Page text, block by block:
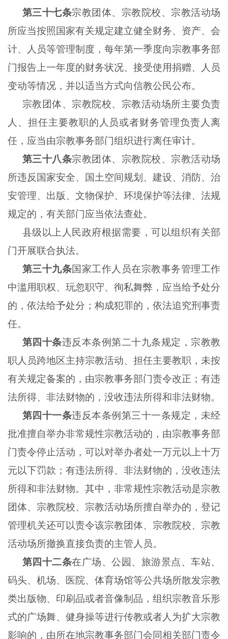
第三十七条宗教团体、宗教院校、宗教活动场
所应当按照国家有关规定建立健全财务、资产、会
计、人员等管理制度，每年第一季度向宗教事务部
门报告上一年度的财务状况、接受使用捐赠、人员
变动等情况，并以适当方式向信教公民公布。
宗教团体、宗教院校、宗教活动场所主要负责
人、担任主要教职的人员或者财务管理负责人离
任，应当由宗教事务部门组织进行离任审计。
第三十八条宗教团体、宗教院校、宗教活动场
所违反国家安全、国土空间规划、建设、消防、治
安管理、出版、文物保护、环境保护等法律、法规
规定的，有关部门应当依法查处。
县级以上人民政府根据需要，可以组织有关部
门开展联合执法。
第三十九条国家工作人员在宗教事务管理工作
中滥用职权、玩忽职守、徇私舞弊，应当给予处分
的，依法给予处分；构成犯罪的，依法追究刑事责
任。
第四十条违反本条例第二十九条规定，宗教教
职人员跨地区主持宗教活动、担任主要教职，未按
有关规定备案的，由宗教事务部门责令改正；有违
法所得、非法财物的，没收违法所得和非法财物。
第四十一条违反本条例第三十一条规定，未经
批准擅自举办非常规性宗教活动的，由宗教事务部
门责令停止活动，可以对举办者处一万元以上十万
元以下罚款；有违法所得、非法财物的，没收违法
所得和非法财物。其中，非常规性宗教活动是宗教
团体、宗教院校、宗教活动场所擅自举办的，登记
管理机关还可以责令该宗教团体、宗教院校、宗教
活动场所撤换直接负责的主管人员。
第四十二条在广场、公园、旅游景点、车站、
码头、机场、医院、体育场馆等公共场所散发宗教
类出版物、印刷品或者音像制品，组织宗教音乐形
式的广场舞、健身操等进行传教或者人为扩大宗教
影响的，由所在地宗教事务部门会同相关部门责令